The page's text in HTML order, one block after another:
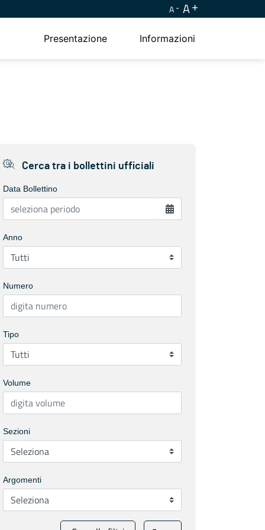
A A
Presentazione Informazioni
Cerca tra i bollettini ufficiali
Data Bollettino
Anno
Numero
Tipo
Volume
Sezioni
Argomenti